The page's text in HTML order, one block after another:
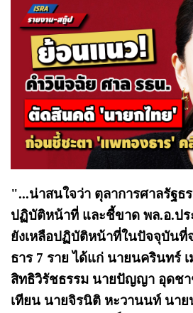
"...น่าสนใจว่า ตุลาการศาลรัฐธ
ปฏิบัติหน้าที่ และชี้ขาด พล.อ.ปร
ยังเหลือปฏิบัติหน้าที่ในปัจจุบันที่
ธาร 7 ราย ได้แก่ นายนครินทร์
สิทธิวิรัชธรรม นายปัญญา อุดช
เทียน นายจิรนิติ หะวานนท์ นา